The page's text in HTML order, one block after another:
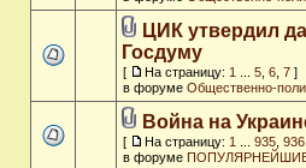
ЦИК утвердил
Госдуму
[ На страницу: 1 5 6 7 ]
в форуме Общественно-
Война на
[ На страницу: 1 935 936
в форуме